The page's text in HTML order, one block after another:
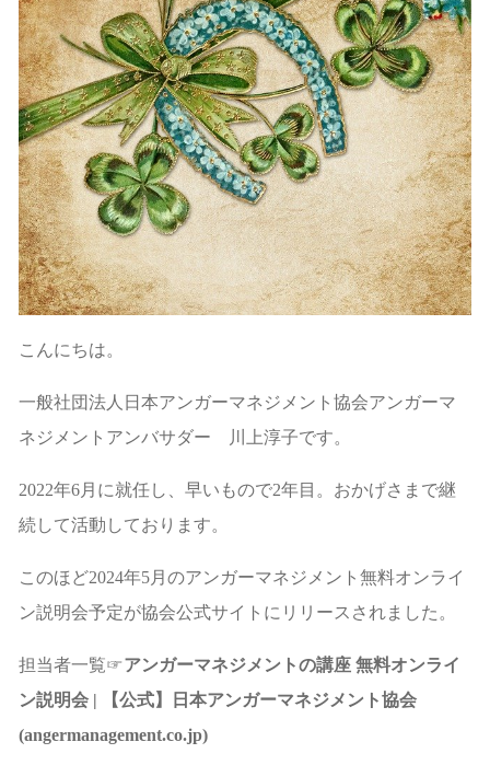
こんにちは。
一般社団法人日本アンガーマネジメント協会アンガーマ
ネジメントアンバサダー 川上淳子です。
2022年6月に就任し、早いもので2年目。おかげさまで継
続して活動しております。
このほど2024年5月のアンガーマネジメント無料オンライ
ン説明会予定が協会公式サイトにリリースされました。
担当者一覧☞アンガーマネジメントの講座 無料オンライ
ン説明会 | 【公式】日本アンガーマネジメント協会
(angermanagement.co.jp)